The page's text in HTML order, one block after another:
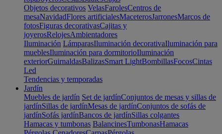
Objetos decorativos VelasFarolesCentros de
mesaNavidadFlores artificialesMaceterosJarronesMarcos de
fotosFiguras decorativasCajitas y
joyerosRelojesAmbientadores
Iluminación LámparasIluminación decorativaIluminación para
mueblesIluminación para dormitorioIluminación
exteriorGuirnaldasBalizasSmart LightBombillasFocosCintas
Led
Tendencias y temporadas
Jardín
Muebles de jardín Set de jardínConjuntos de mesas y sillas de
jardínSillas de jardínMesas de jardínConjuntos de sofás de
jardínSofás jardínBancos de jardínSillas colgantes
Hamacas y tumbonas BalancinesTumbonasHamacas